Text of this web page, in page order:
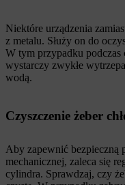
Niektóre urządzenia
z metalu. Służy on do
W tym przypadku podczas
wystarczy zwykłe
wodą.
Czyszczenie żeber
Aby zapewnić bezpieczną
mechanicznej, zaleca się
cylindra. Sprawdzaj, czy